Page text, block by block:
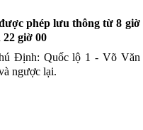
phép lưu thông từ 8 giờ
22 giờ 00
Định: Quốc lộ 1 - Võ Văn
ngược lại.